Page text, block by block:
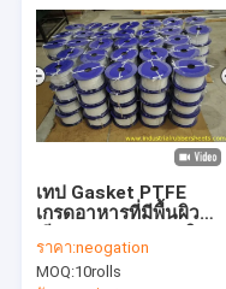
เทป Gasket PTFE
เกรดอาหารที่มีพื้นผิว
สําหรับการปิด
อุตสาหกรรม
ราคา:neogation
MOQ:10rolls